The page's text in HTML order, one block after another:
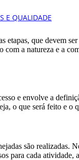
etapas, que devem
com a natureza e a
e envolve a
o que será feito e o
são realizadas.
para cada